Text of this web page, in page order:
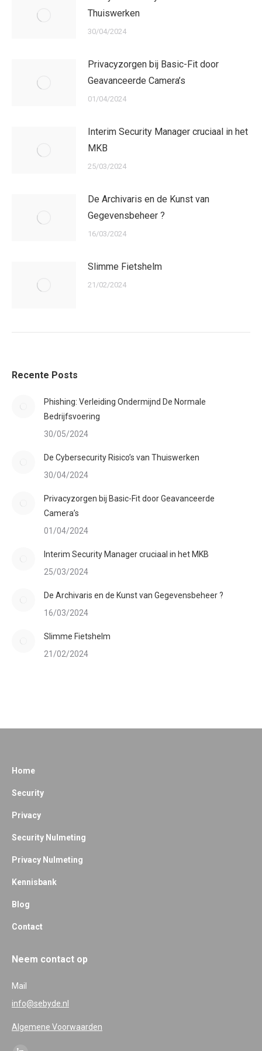
Thuiswerken
30/04/2024
Privacyzorgen bij Basic-Fit door
Geavanceerde Camera’s
01/04/2024
Interim Security Manager cruciaal in het
MKB
25/03/2024
De Archivaris en de Kunst van
Gegevensbeheer ?
16/03/2024
Slimme Fietshelm
21/02/2024
Recente Posts
Phishing: Verleiding Ondermijnd De Normale
Bedrijfsvoering
30/05/2024
De Cybersecurity Risico’s van Thuiswerken
30/04/2024
Privacyzorgen bij Basic-Fit door Geavanceerde
Camera’s
01/04/2024
Interim Security Manager cruciaal in het MKB
25/03/2024
De Archivaris en de Kunst van Gegevensbeheer ?
16/03/2024
Slimme Fietshelm
21/02/2024
Home
Security
Privacy
Security Nulmeting
Privacy Nulmeting
Kennisbank
Blog
Contact
Neem contact op
Mail
info@sebyde.nl
Algemene Voorwaarden